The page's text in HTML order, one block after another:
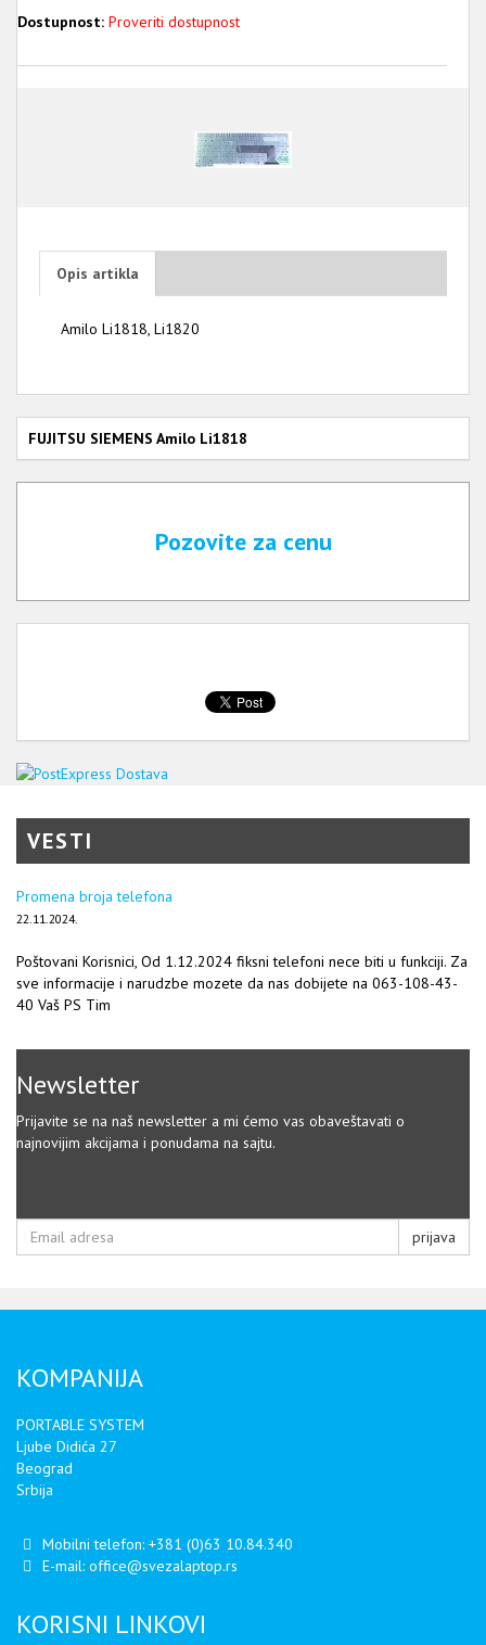
Dostupnost: Proveriti dostupnost
Opis artikla
Amilo Li1818, Li1820
FUJITSU SIEMENS Amilo Li1818
Pozovite za cenu
VESTI
Promena broja telefona
22.11.2024.
Poštovani Korisnici, Od 1.12.2024 fiksni telefoni nece biti u funkciji. Za
sve informacije i narudzbe mozete da nas dobijete na 063-108-43-
40 Vaš PS Tim
Newsletter
Prijavite se na naš newsletter a mi ćemo vas obaveštavati o
najnovijim akcijama i ponudama na sajtu.
prijava
KOMPANIJA
PORTABLE SYSTEM
Ljube Didića 27
Beograd
Srbija
Mobilni telefon: +381 (0)63 10.84.340
E-mail: office@svezalaptop.rs
KORISNI LINKOVI